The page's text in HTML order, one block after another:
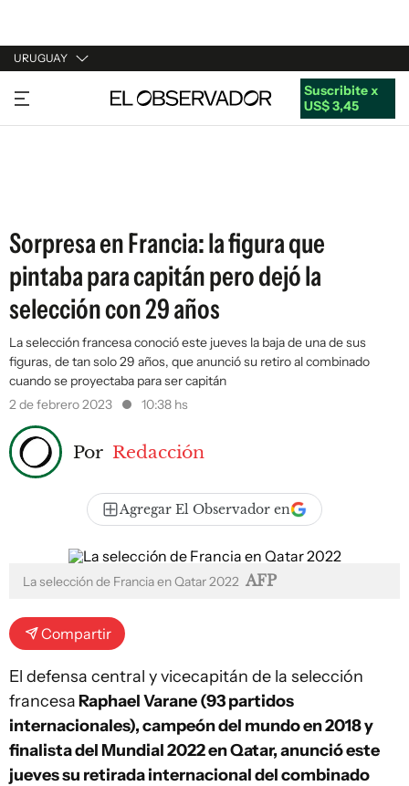
URUGUAY
URUGUAY
ARGENTINA
Suscribite x
US$ 3,45
Sorpresa en Francia: la figura que
pintaba para capitán pero dejó la
selección con 29 años
La selección francesa conoció este jueves la baja de una de sus
figuras, de tan solo 29 años, que anunció su retiro al combinado
cuando se proyectaba para ser capitán
2 de febrero 2023
10:38 hs
Por Redacción
Agregar El Observador en
La selección de Francia en Qatar 2022 AFP
Compartir
El defensa central y vicecapitán de la selección
francesaRaphael Varane (93 partidos
internacionales), campeón del mundo en 2018 y
finalista del Mundial 2022 en Qatar, anunció este
jueves su retirada internacional del combinado